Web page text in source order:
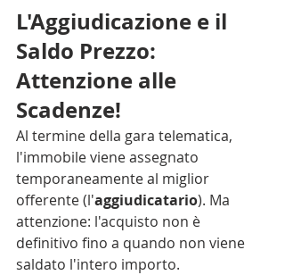
L'Aggiudicazione e il
Saldo Prezzo:
Attenzione alle
Scadenze!
Al termine della gara telematica,
l'immobile viene assegnato
temporaneamente al miglior
offerente (l'aggiudicatario). Ma
attenzione: l'acquisto non è
definitivo fino a quando non viene
saldato l'intero importo.